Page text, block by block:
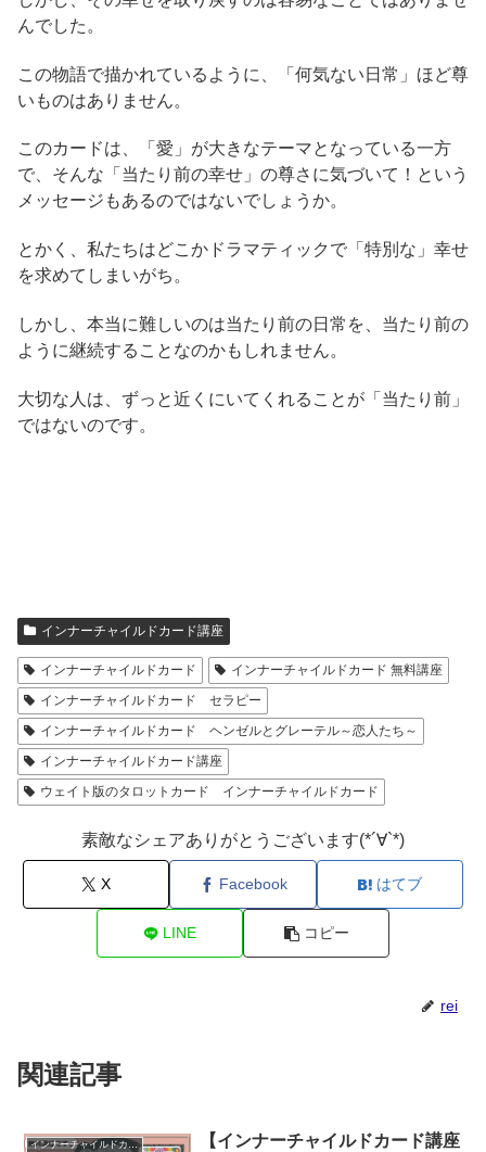
んでした。
この物語で描かれているように、「何気ない日常」ほど尊
いものはありません。
このカードは、「愛」が大きなテーマとなっている一方
で、そんな「当たり前の幸せ」の尊さに気づいて！という
メッセージもあるのではないでしょうか。
とかく、私たちはどこかドラマティックで「特別な」幸せ
を求めてしまいがち。
しかし、本当に難しいのは当たり前の日常を、当たり前の
ように継続することなのかもしれません。
大切な人は、ずっと近くにいてくれることが「当たり前」
ではないのです。
インナーチャイルドカード講座
インナーチャイルドカード
インナーチャイルドカード 無料講座
インナーチャイルドカード セラピー
インナーチャイルドカード ヘンゼルとグレーテル～恋人たち～
インナーチャイルドカード講座
ウェイト版のタロットカード インナーチャイルドカード
素敵なシェアありがとうございます(*´∀`*)
X Facebook はてブ
LINE コピー
rei
関連記事
インナーチャイルドカード講座
【インナーチャイルドカード講座